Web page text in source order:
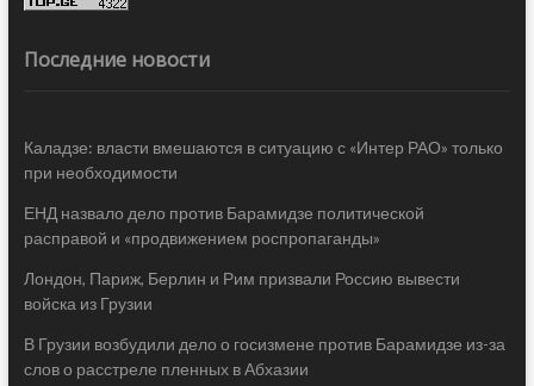
Последние новости
Каладзе: власти вмешаются в ситуацию с «Интер РАО» только
при необходимости
ЕНД назвало дело против Барамидзе политической
расправой и «продвижением роспропаганды»
Лондон, Париж, Берлин и Рим призвали Россию вывести
войска из Грузии
В Грузии возбудили дело о госизмене против Барамидзе из-за
слов о расстреле пленных в Абхазии